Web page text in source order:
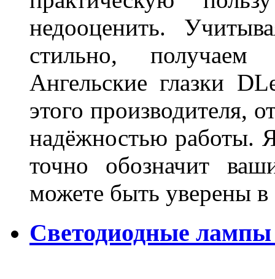
недооценить.
стильно,
Ангельские глазки
этого производителя,
надёжностью работы.
точно обозначит
можете быть уверены
Светодиодные